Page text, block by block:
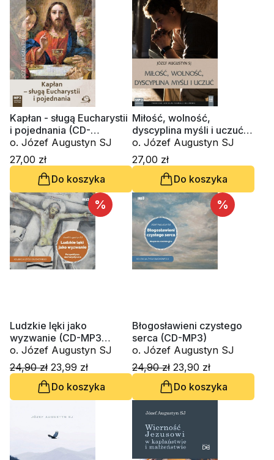
Kapłan - sługą Eucharystii
i pojednania (CD-
audiobook)
o. Józef Augustyn SJ
27,00 zł
Do koszyka
Miłość, wolność,
dyscyplina myśli i uczuć
(CD-audiobook)
o. Józef Augustyn SJ
27,00 zł
Do koszyka
%
Ludzkie lęki jako
wyzwanie (CD-MP3
audiobook)
o. Józef Augustyn SJ
24,90 zł 23,99 zł
Do koszyka
%
Błogosławieni czystego
serca (CD-MP3)
o. Józef Augustyn SJ
24,90 zł 23,90 zł
Do koszyka